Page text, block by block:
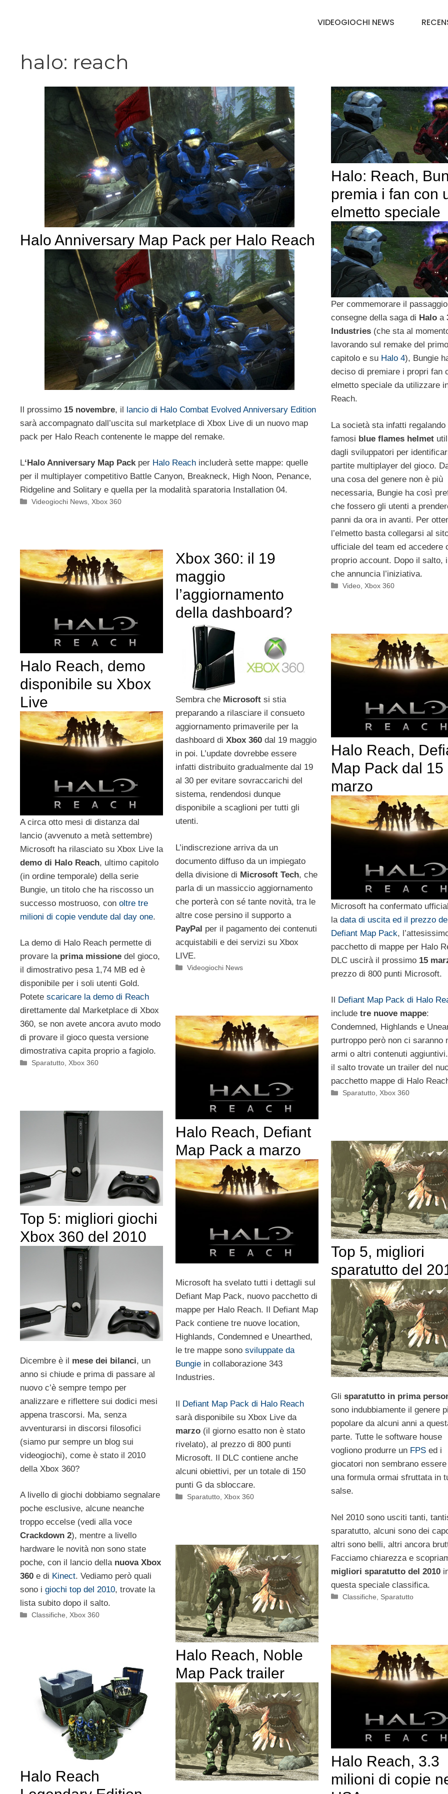
VIDEOGIOCHI NEWS
halo: reach
Halo Anniversary Map Pack per Halo Reach
Il prossimo 15 novembre, il lancio di Halo Combat Evolved Anniversary Edition
sarà accompagnato dall’uscita sul marketplace di Xbox Live di un nuovo map
pack per Halo Reach contenente le mappe del remake.
L‘Halo Anniversary Map Packper Halo Reach includerà sette mappe: quelle
per il multiplayer competitivo Battle Canyon, Breakneck, High Noon, Penance,
Ridgeline and Solitary e quella per la modalità sparatoria Installation 04.
Categorie
Videogiochi News Xbox 360
Halo: Reach,
premia i fan con
elmetto speciale
Per commemorare il
consegne della saga di Haloa
Industries(che sta al
lavorando sul remake del primo
capitolo e su Halo 4), Bungie
deciso di premiare i propri fan
elmetto speciale da utilizzare
Reach.
La società sta infatti regalando
famosi blue flames helmet
dagli sviluppatori per
partite multiplayer del gioco.
una cosa del genere non è più
necessaria, Bungie ha così
che fossero gli utenti a
panni da ora in avanti. Per
l’elmetto basta collegarsi al
ufficiale del team ed accedere
proprio account. Dopo il salto,
che annuncia l’iniziativa.
Categorie
Video Xbox 360
Halo Reach, demo
disponibile su Xbox
Live
A circa otto mesi di distanza dal
lancio (avvenuto a metà settembre)
Microsoft ha rilasciato su Xbox Live la
demo di Halo Reach, ultimo capitolo
(in ordine temporale) della serie
Bungie, un titolo che ha riscosso un
successo mostruoso, con oltre tre
milioni di copie vendute dal day one.
La demo di Halo Reach permette di
provare la prima missione del gioco,
il dimostrativo pesa 1,74 MB ed è
disponibile per i soli utenti Gold.
Potete scaricare la demo di Reach
direttamente dal Marketplace di Xbox
360, se non avete ancora avuto modo
di provare il gioco questa versione
dimostrativa capita proprio a fagiolo.
Categorie
Sparatutto,Xbox 360
Xbox 360: il 19
maggio
l’aggiornamento
della dashboard?
Sembra che Microsoftsi stia
preparando a rilasciare il consueto
aggiornamento primaverile per la
dashboard di Xbox 360dal 19 maggio
in poi. L’update dovrebbe essere
infatti distribuito gradualmente dal 19
al 30 per evitare sovraccarichi del
sistema, rendendosi dunque
disponibile a scaglioni per tutti gli
utenti.
L’indiscrezione arriva da un
documento diffuso da un impiegato
della divisione di Microsoft Tech, che
parla di un massiccio aggiornamento
che porterà con sé tante novità, tra le
altre cose persino il supporto a
PayPal per il pagamento dei contenuti
acquistabili e dei servizi su Xbox
LIVE.
Categorie
Videogiochi News
Halo Reach,
Map Pack dal 15
marzo
Microsoft ha confermato
la data di uscita ed il prezzo
Defiant Map Pack,
pacchetto di mappe per Halo
DLC uscirà il prossimo 15
prezzo di 800 punti Microsoft.
Defiant Map Pack di Halo
include tre nuove mappe:
Condemned, Highlands e
purtroppo però non ci saranno
armi o altri contenuti
il salto trovate un trailer del
pacchetto mappe di Halo
Categorie
Sparatutto,Xbox 360
Halo Reach, Defiant
Map Pack a marzo
Microsoft ha svelato tutti i dettagli sul
Defiant Map Pack, nuovo pacchetto di
mappe per Halo Reach. Il Defiant Map
Pack contiene tre nuove location,
Highlands, Condemned e Unearthed,
le tre mappe sono sviluppate da
Bungiein collaborazione 343
Industries.
Il Defiant Map Pack di Halo Reach
sarà disponibile su Xbox Live da
marzo(il giorno esatto non è stato
rivelato), al prezzo di 800 punti
Microsoft. Il DLC contiene anche
alcuni obiettivi, per un totale di 150
punti G da sbloccare.
Categorie
Sparatutto Xbox 360
Top 5: migliori giochi
Xbox 360 del 2010
Dicembre è il mese dei bilanci, un
anno si chiude e prima di passare al
nuovo c’è sempre tempo per
analizzare e riflettere sui dodici mesi
appena trascorsi. Ma, senza
avventurarsi in discorsi filosofici
(siamo pur sempre un blog sui
videogiochi), come è stato il 2010
della Xbox 360?
A livello di giochi dobbiamo segnalare
poche esclusive, alcune neanche
troppo eccelse (vedi alla voce
Crackdown 2), mentre a livello
hardware le novità non sono state
poche, con il lancio della nuova Xbox
360 e di Kinect. Vediamo però quali
sono i giochi top del 2010, trovate la
lista subito dopo il salto.
Categorie
Classifiche Xbox 360
Top 5, migliori
sparatutto del
Gli sparatutto in prima
sono indubbiamente il genere
popolare da alcuni anni a
parte. Tutte le software house
vogliono produrre un FPSed i
giocatori non sembrano
una formula ormai sfruttata in
salse.
Nel 2010 sono usciti tanti,
sparatutto, alcuni sono dei
altri sono belli, altri ancora
Facciamo chiarezza e
migliori sparatutto del 2010
questa speciale classifica.
Categorie
Classifiche Sparatutto
Halo Reach, Noble
Map Pack trailer
Halo Reach, 3.3
milioni di copie
Halo Reach